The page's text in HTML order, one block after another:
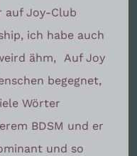
auf Joy-Club
ich habe auch
ähm,
Auf Joy
begegnet,
Wörter
BDSM und er
und so